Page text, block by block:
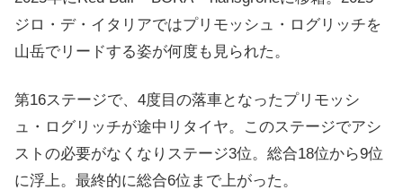
ジロ・デ・イタリアではプリモッシュ・ログリッチを
山岳でリードする姿が何度も見られた。
第16ステージで、4度目の落車となったプリモッシ
ュ・ログリッチが途中リタイヤ。このステージでアシ
ストの必要がなくなりステージ3位。総合18位から9位
に浮上。最終的に総合6位まで上がった。